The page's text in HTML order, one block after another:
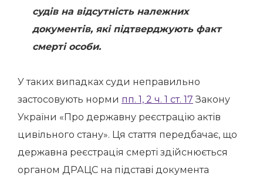
судів на відсутність належних
документів, які підтверджують факт
смерті особи.
У таких випадках суди неправильно
застосовують норми пп. 1, 2 ч. 1 ст. 17 Закону
України «Про державну реєстрацію актів
цивільного стану». Ця стаття передбачає, що
державна реєстрація смерті здійснюється
органом ДРАЦС на підставі документа